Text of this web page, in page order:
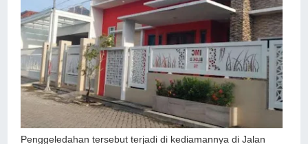
Penggeledahan tersebut terjadi di kediamannya di Jalan